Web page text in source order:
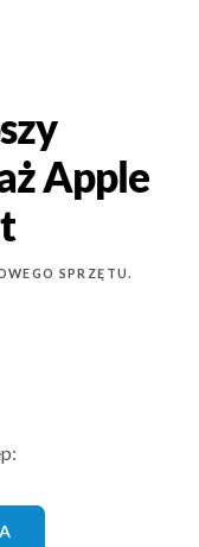
Apple
SPRZĘTU.